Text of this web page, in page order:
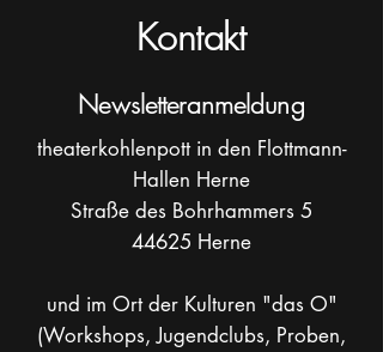
Kontakt
Newsletteranmeldung
theaterkohlenpott in den Flottmann-
Hallen Herne
Straße des Bohrhammers 5
44625 Herne
und im Ort der Kulturen "das O"
(Workshops, Jugendclubs, Proben,